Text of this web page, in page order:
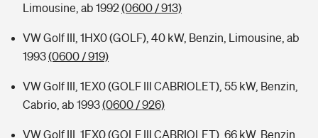
Limousine, ab 1992(0600 / 913)
VW Golf III, 1HX0 (GOLF), 40 kW, Benzin, Limousine, ab
1993(0600 / 919)
VW Golf III, 1EX0 (GOLF III CABRIOLET), 55 kW, Benzin,
Cabrio, ab 1993(0600 / 926)
VW Golf III, 1EX0 (GOLF III CABRIOLET), 66 kW, Benzin,